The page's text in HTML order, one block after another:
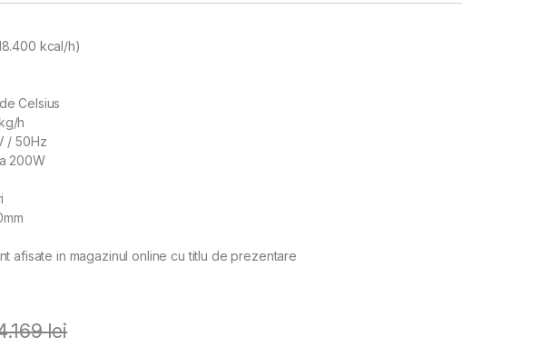
kcal/h)
Celsius
h
/ 50Hz
200W
afisate in magazinul online cu titlu de prezentare
lei